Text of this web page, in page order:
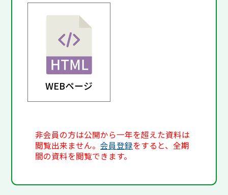
WEBページ
非会員の方は公開から一年を超えた資料は
閲覧出来ません。会員登録をすると、全期
間の資料を閲覧できます。